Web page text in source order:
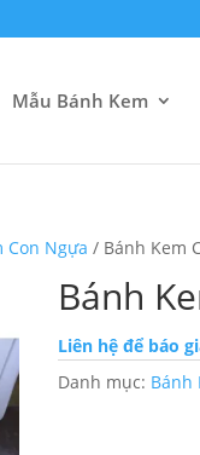
Mẫu Bánh Kem
Con Ngựa / Bánh Kem
Bánh
Liên hệ để báo
Danh mục: Bánh